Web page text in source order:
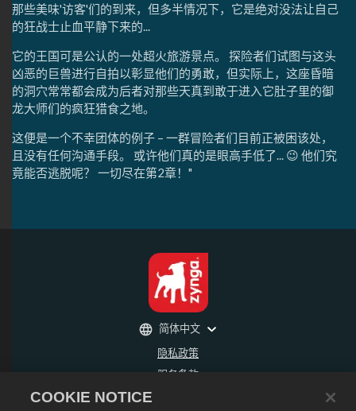
那些美味'访客'们的到来，但多半情况下，它是绝对没法让自己
的狂战士止血平静下来的...
它的王国可是公认的一处超火旅游景点。 探险者们试图与这头
凶恶的巨兽进行自拍以彰显他们的勇敢，但实际上，这座昏暗
的洞穴常常都会成为后者对那些天真到敢于进入它肚子里的御
龙大师们的疯狂猎食之地。
这便是一个不幸团体的例子 – 一群冒险者们目前正被困该处，
且没有任何沟通手段。 或许他们真的是眼高手低了... 😉 他们究
竟能否逃脱呢？ 一切尽在第2章！"
隐私政策
服务条款
不得出售或分享我的个人信息
简体中文
COOKIE NOTICE